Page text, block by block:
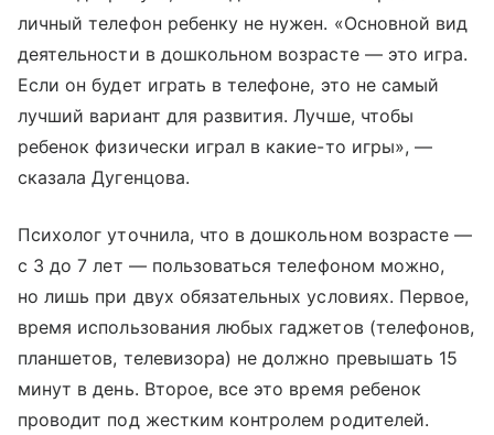
личный телефон ребенку не нужен. «Основной вид
деятельности в дошкольном возрасте — это игра.
Если он будет играть в телефоне, это не самый
лучший вариант для развития. Лучше, чтобы
ребенок физически играл в какие-то игры», —
сказала Дугенцова.
Психолог уточнила, что в дошкольном возрасте —
с 3 до 7 лет — пользоваться телефоном можно,
но лишь при двух обязательных условиях. Первое,
время использования любых гаджетов (телефонов,
планшетов, телевизора) не должно превышать 15
минут в день. Второе, все это время ребенок
проводит под жестким контролем родителей.